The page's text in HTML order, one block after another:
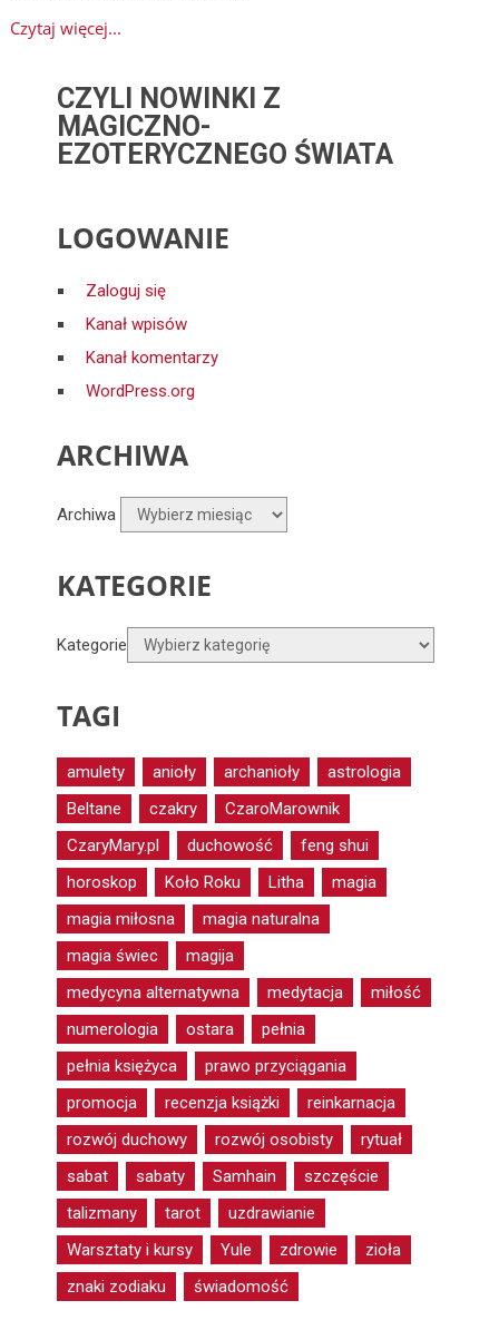
Czytaj więcej...
CZYLI NOWINKI Z
MAGICZNO-
EZOTERYCZNEGO ŚWIATA
LOGOWANIE
Zaloguj się
Kanał wpisów
Kanał komentarzy
WordPress.org
ARCHIWA
Archiwa
KATEGORIE
Kategorie
TAGI
amulety anioły archanioły
astrologia
Beltane
czakry
CzaroMarownik
CzaryMary.pl
duchowość
feng shui
horoskop
Koło Roku Litha
magia
magia miłosna
magia naturalna
magia świec
magija
medycyna alternatywna
medytacja
miłość
numerologia
ostara
pełnia
pełnia księżyca
prawo przyciągania
promocja
recenzja książki
reinkarnacja
rozwój duchowy
rozwój osobisty
rytuał
sabat
sabaty Samhain
szczęście
talizmany
tarot
uzdrawianie
Warsztaty i kursy
Yule zdrowie
zioła
znaki zodiaku
świadomość